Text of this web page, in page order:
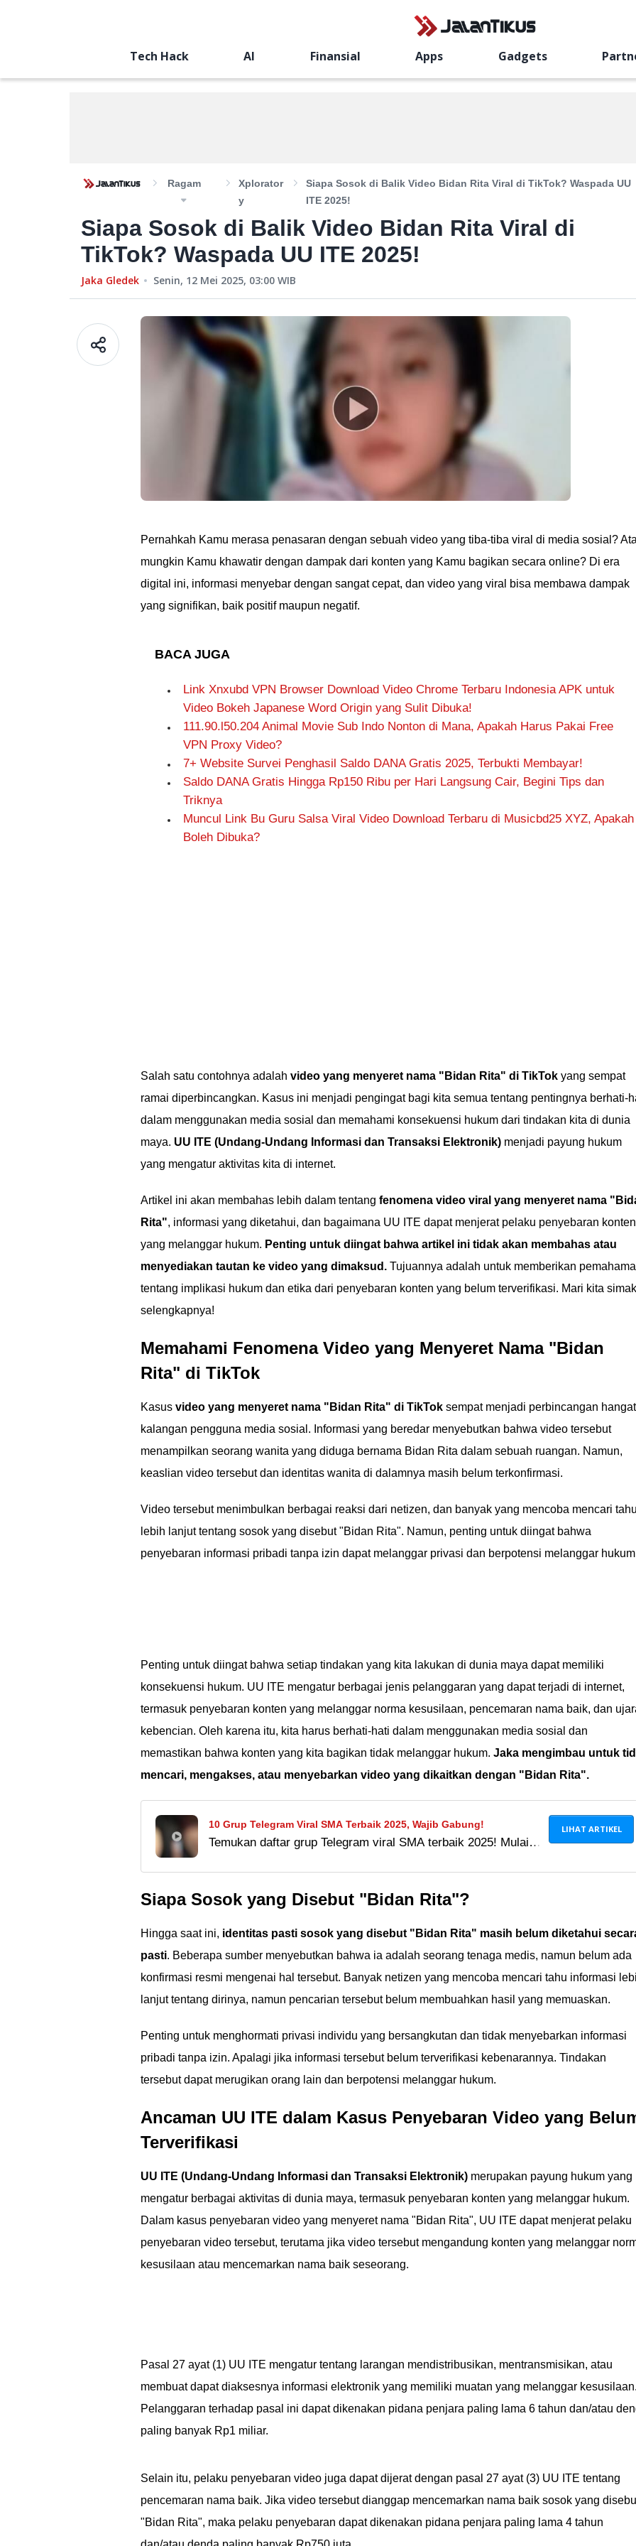
Tech Hack AI Finansial Apps Gadgets
Ragam
Xplorator
Y
Siapa Sosok di Balik Video Bidan Rita Viral di TikTok? Waspada UU
ITE 2025!
Siapa Sosok di Balik Video Bidan Rita Viral di
TikTok? Waspada UU ITE 2025!
Jaka Gledek Senin, 12 Mei 2025, 03:00 WIB
Pernahkah Kamu merasa penasaran dengan sebuah video yang tiba-tiba viral di media sosial?
mungkin Kamu khawatir dengan dampak dari konten yang Kamu bagikan secara online? Di era
digital ini, informasi menyebar dengan sangat cepat, dan video yang viral bisa membawa dampak
yang signifikan, baik positif maupun negatif.
BACA JUGA
Link Xnxubd VPN Browser Download Video Chrome Terbaru Indonesia APK untuk
Video Bokeh Japanese Word Origin yang Sulit Dibuka!
111.90.l50.204 Animal Movie Sub Indo Nonton di Mana, Apakah Harus Pakai Free
VPN Proxy Video?
7+ Website Survei Penghasil Saldo DANA Gratis 2025, Terbukti Membayar!
Saldo DANA Gratis Hingga Rp150 Ribu per Hari Langsung Cair, Begini Tips dan
Triknya
Muncul Link Bu Guru Salsa Viral Video Download Terbaru di Musicbd25 XYZ, Apakah
Boleh Dibuka?
Salah satu contohnya adalah video yang menyeret nama "Bidan Rita" di TikTok yang sempat
ramai diperbincangkan. Kasus ini menjadi pengingat bagi kita semua tentang pentingnya berhati-
dalam menggunakan media sosial dan memahami konsekuensi hukum dari tindakan kita di dunia
maya. UU ITE (Undang-Undang Informasi dan Transaksi Elektronik) menjadi payung hukum
yang mengatur aktivitas kita di internet.
Artikel ini akan membahas lebih dalam tentang fenomena video viral yang menyeret nama
Rita", informasi yang diketahui, dan bagaimana UU ITE dapat menjerat pelaku penyebaran konten
yang melanggar hukum. Penting untuk diingat bahwa artikel ini tidak akan membahas atau
menyediakan tautan ke video yang dimaksud. Tujuannya adalah untuk memberikan
tentang implikasi hukum dan etika dari penyebaran konten yang belum terverifikasi. Mari kita simak
selengkapnya!
Memahami Fenomena Video yang Menyeret Nama "Bidan
Rita" di TikTok
Kasus video yang menyeret nama "Bidan Rita" di TikTok sempat menjadi perbincangan
kalangan pengguna media sosial. Informasi yang beredar menyebutkan bahwa video tersebut
menampilkan seorang wanita yang diduga bernama Bidan Rita dalam sebuah ruangan. Namun,
keaslian video tersebut dan identitas wanita di dalamnya masih belum terkonfirmasi.
Video tersebut menimbulkan berbagai reaksi dari netizen, dan banyak yang mencoba mencari tahu
lebih lanjut tentang sosok yang disebut "Bidan Rita". Namun, penting untuk diingat bahwa
penyebaran informasi pribadi tanpa izin dapat melanggar privasi dan berpotensi melanggar
Penting untuk diingat bahwa setiap tindakan yang kita lakukan di dunia maya dapat memiliki
konsekuensi hukum. UU ITE mengatur berbagai jenis pelanggaran yang dapat terjadi di internet,
termasuk penyebaran konten yang melanggar norma kesusilaan, pencemaran nama baik, dan
kebencian. Oleh karena itu, kita harus berhati-hati dalam menggunakan media sosial dan
memastikan bahwa konten yang kita bagikan tidak melanggar hukum. Jaka mengimbau untuk
mencari, mengakses, atau menyebarkan video yang dikaitkan dengan "Bidan Rita".
10 Grup Telegram Viral SMA Terbaik 2025, Wajib Gabung!
Temukan daftar grup Telegram viral SMA terbaik 2025! Mulai
LIHAT ARTIKEL
Siapa Sosok yang Disebut "Bidan Rita"?
Hingga saat ini, identitas pasti sosok yang disebut "Bidan Rita" masih belum diketahui
pasti. Beberapa sumber menyebutkan bahwa ia adalah seorang tenaga medis, namun belum ada
konfirmasi resmi mengenai hal tersebut. Banyak netizen yang mencoba mencari tahu informasi
lanjut tentang dirinya, namun pencarian tersebut belum membuahkan hasil yang memuaskan.
Penting untuk menghormati privasi individu yang bersangkutan dan tidak menyebarkan informasi
pribadi tanpa izin. Apalagi jika informasi tersebut belum terverifikasi kebenarannya. Tindakan
tersebut dapat merugikan orang lain dan berpotensi melanggar hukum.
Ancaman UU ITE dalam Kasus Penyebaran Video yang
Terverifikasi
UU ITE (Undang-Undang Informasi dan Transaksi Elektronik) merupakan payung hukum yang
mengatur berbagai aktivitas di dunia maya, termasuk penyebaran konten yang melanggar hukum.
Dalam kasus penyebaran video yang menyeret nama "Bidan Rita", UU ITE dapat menjerat pelaku
penyebaran video tersebut, terutama jika video tersebut mengandung konten yang melanggar
kesusilaan atau mencemarkan nama baik seseorang.
Pasal 27 ayat (1) UU ITE mengatur tentang larangan mendistribusikan, mentransmisikan, atau
membuat dapat diaksesnya informasi elektronik yang memiliki muatan yang melanggar kesusilaan.
Pelanggaran terhadap pasal ini dapat dikenakan pidana penjara paling lama 6 tahun dan/atau
paling banyak Rp1 miliar.
Selain itu, pelaku penyebaran video juga dapat dijerat dengan pasal 27 ayat (3) UU ITE tentang
pencemaran nama baik. Jika video tersebut dianggap mencemarkan nama baik sosok yang
"Bidan Rita", maka pelaku penyebaran dapat dikenakan pidana penjara paling lama 4 tahun